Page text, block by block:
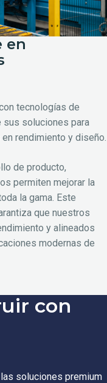
en
tecnologías de
sus soluciones para
rendimiento y diseño.
de producto,
permiten mejorar la
la gama. Este
que nuestros
y alineados
modernas de
con
soluciones premium